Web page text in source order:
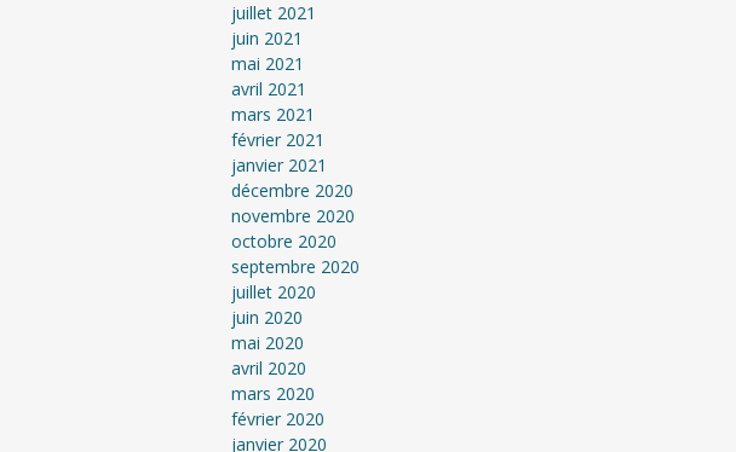
juillet 2021
juin 2021
mai 2021
avril 2021
mars 2021
février 2021
janvier 2021
décembre 2020
novembre 2020
octobre 2020
septembre 2020
juillet 2020
juin 2020
mai 2020
avril 2020
mars 2020
février 2020
janvier 2020